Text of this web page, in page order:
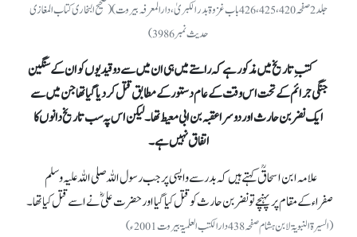
جلد2صفحہ 420، 425، 426 باب غزوۃ بدر الکبریٰ، دارالمعرفہ بیروت)(صحیح البخاری کتاب المغازی
حدیث نمبر3986)
کتبِ تاریخ میں مذکور ہے کہ راستے میں ہی ان میں سے دو قیدیوں کو ان کے سنگین
جنگی جرائم کے تحت اس وقت کے عام دستور کے مطابق قتل کر دیا گیا تھا جن میں سے
ایک نضر بن حارث اور دوسرا عقبہ بن ابی معیط تھا۔ لیکن اس پہ سب تاریخ دانوں کا
اتفاق نہیں ہے۔
علامہ ابن اسحاقؒ کہتے ہیں کہ بدر سے واپسی پر جب رسول اللہ صلی اللہ علیہ وسلم
صفراء کے مقام پر پہنچے تو نضر بن حارث کو قتل کیا گیا اور حضرت علیؓ نے اسے قتل کیا تھا۔
(السیرۃ النبویۃ لابن ہشام صفحہ 438دارالکتب العلمیۃ بیروت2001ء)